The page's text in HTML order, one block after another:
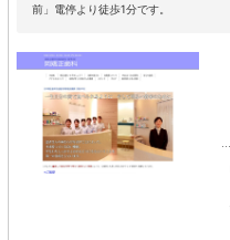
前」電停より徒歩1分です。